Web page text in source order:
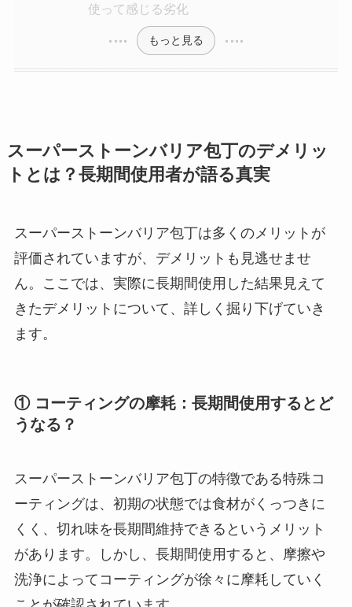
使って感じる劣化
もっと見る
スーパーストーンバリア包丁のデメリッ
トとは？長期間使用者が語る真実
スーパーストーンバリア包丁は多くのメリットが
評価されていますが、デメリットも見逃せませ
ん。ここでは、実際に長期間使用した結果見えて
きたデメリットについて、詳しく掘り下げていき
ます。
① コーティングの摩耗：長期間使用するとど
うなる？
スーパーストーンバリア包丁の特徴である特殊コ
ーティングは、初期の状態では食材がくっつきに
くく、切れ味を長期間維持できるというメリット
があります。しかし、長期間使用すると、摩擦や
洗浄によってコーティングが徐々に摩耗していく